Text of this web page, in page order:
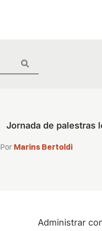
Jornada de palestras
Por Marins Bertoldi
Administrar